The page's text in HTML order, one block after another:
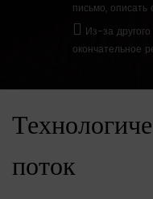
письмо,
Из-за
окончательное
поток